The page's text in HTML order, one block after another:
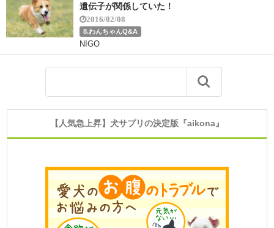
遺伝子が関係していた！
2016/02/08
8.わんちゃんQ&A
NIGO
【人気急上昇】犬サプリの決定版『aikona』